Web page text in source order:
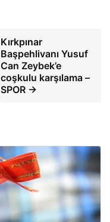
Kırkpınar
Başpehlivanı Yusuf
Can Zeybek’e
coşkulu karşılama –
SPOR →